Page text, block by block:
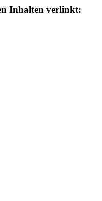
Inhalten verlinkt: